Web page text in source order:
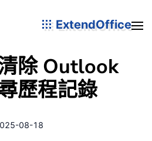
ExtendOffice
除 Outlook
歷程記錄
08-18